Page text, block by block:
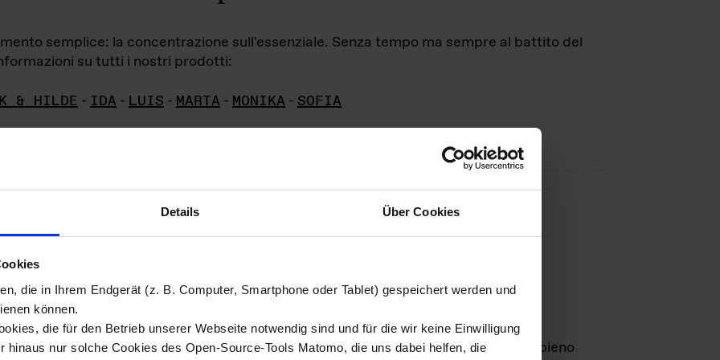
Details Über Cookies
die in Ihrem Endgerät (z. B. Computer, Smartphone oder Tablet) gespeichert werden und
können.
die für den Betrieb unserer Webseite notwendig sind und für die wir keine Einwilligung
hinaus nur solche Cookies des Open-Source-Tools Matomo, die uns dabei helfen, die
semplice: la concentrazione sull'essenziale. Senza tempo ma sempre al battito del
su tutti i nostri prodotti:
& HILDE - IDA - LUIS - MARTA - MONIKA - SOFIA
di immagini
materiale fotografico sono detenuti daDas ganze LebenGmbH e rimangono in pieno